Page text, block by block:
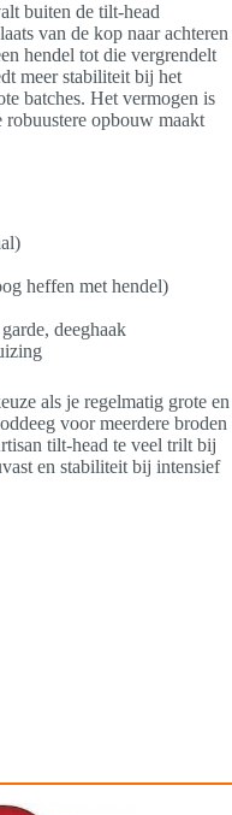
buiten de tilt-head
van de kop naar achteren
hendel tot die vergrendelt
meer stabiliteit bij het
batches. Het vermogen is
opbouw maakt
heffen met hendel)
deeghaak
als je regelmatig grote en
voor meerdere broden
tilt-head te veel trilt bij
en stabiliteit bij intensief